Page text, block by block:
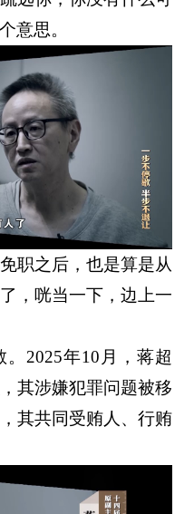
意思。
职之后，也是算是从
，咣当一下，边上一
2025年10月，蒋超
其涉嫌犯罪问题被移
其共同受贿人、行贿